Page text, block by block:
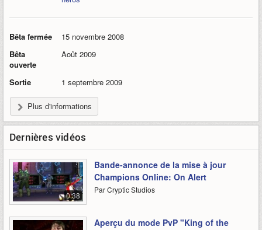
Bêta fermée
15 novembre 2008
Bêta
ouverte
Août 2009
Sortie 1 septembre 2009
Plus d'informations
Dernières vidéos
0:38
Bande-annonce de la mise à jour
Champions Online: On Alert
Par Cryptic Studios
Aperçu du mode PvP "King of the